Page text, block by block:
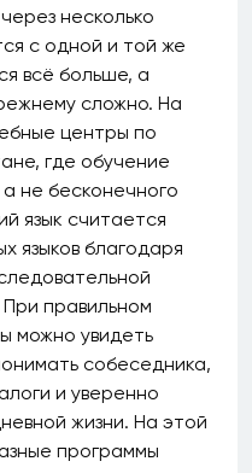
несколько
с одной и той же
всё больше, а
сложно. На
центры по
где обучение
не бесконечного
язык считается
языков благодаря
правильном
можно увидеть
собеседника,
и уверенно
жизни. На этой
программы